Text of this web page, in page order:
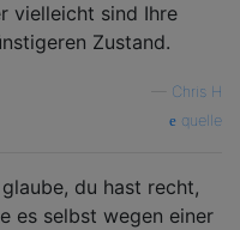
vielleicht sind Ihre
Zustand.
Chris H
quelle
du hast recht,
es selbst wegen einer